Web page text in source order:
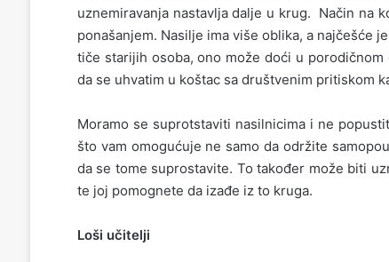
uznemiravanja nastavlja dalje u krug. Način na
ponašanjem. Nasilje ima više oblika, a najčešće
tiče starijih osoba, ono može doći u
da se uhvatim u koštac sa društvenim pritiskom
Moramo se suprotstaviti nasilnicima i ne
što vam omogućuje ne samo da održite
da se tome suprostavite. To također može biti
te joj pomognete da izađe iz to kruga.
Loši učitelji